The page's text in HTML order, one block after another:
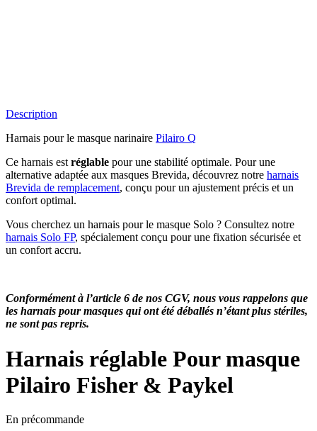
Description
Harnais pour le masque narinaire Pilairo Q
Ce harnais estréglable pour une stabilité optimale. Pour une
alternative adaptée aux masques Brevida, découvrez notre harnais
Brevida de remplacement, conçu pour un ajustement précis et un
confort optimal.
Vous cherchez un harnais pour le masque Solo ? Consultez notre
harnais Solo FP, spécialement conçu pour une fixation sécurisée et
un confort accru.
Conformément à l’article 6 de nos CGV, nous vous rappelons que
les harnais pour masques qui ont été déballés n’étant plus stériles,
ne sont pas repris.
Harnais réglable Pour masque
Pilairo Fisher & Paykel
En précommande